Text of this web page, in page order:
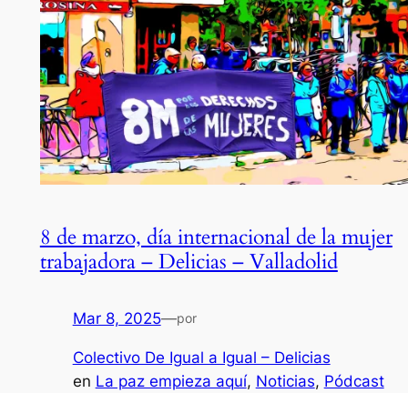
8 de marzo, día internacional de la mujer
trabajadora – Delicias – Valladolid
Mar 8, 2025—por
Colectivo De Igual a Igual – Delicias
en La paz empieza aquí, Noticias, Pódcast